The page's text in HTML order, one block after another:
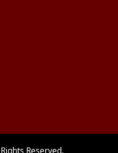
Reserved.